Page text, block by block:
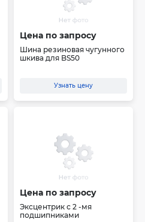
Цена по запросу
Шина резиновая чугунного
шкива для BS50
Узнать цену
Цена по запросу
Эксцентрик с 2 -мя
подшипниками